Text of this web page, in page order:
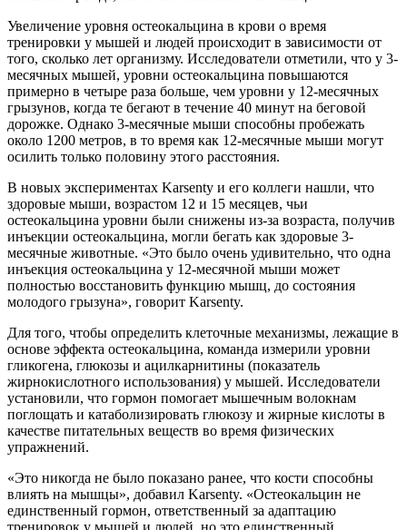
Увеличение уровня остеокальцина в крови о время
тренировки у мышей и людей происходит в зависимости от
того, сколько лет организму. Исследователи отметили, что у 3-
месячных мышей, уровни остеокальцина повышаются
примерно в четыре раза больше, чем уровни у 12-месячных
грызунов, когда те бегают в течение 40 минут на беговой
дорожке. Однако 3-месячные мыши способны пробежать
около 1200 метров, в то время как 12-месячные мыши могут
осилить только половину этого расстояния.
В новых экспериментах Karsenty и его коллеги нашли, что
здоровые мыши, возрастом 12 и 15 месяцев, чьи
остеокальцина уровни были снижены из-за возраста, получив
инъекции остеокальцина, могли бегать как здоровые 3-
месячные животные. «Это было очень удивительно, что одна
инъекция остеокальцина у 12-месячной мыши может
полностью восстановить функцию мышц, до состояния
молодого грызуна», говорит Karsenty.
Для того, чтобы определить клеточные механизмы, лежащие в
основе эффекта остеокальцина, команда измерили уровни
гликогена, глюкозы и ацилкарнитины (показатель
жирнокислотного использования) у мышей. Исследователи
установили, что гормон помогает мышечным волокнам
поглощать и катаболизировать глюкозу и жирные кислоты в
качестве питательных веществ во время физических
упражнений.
«Это никогда не было показано ранее, что кости способны
влиять на мышцы», добавил Karsenty. «Остеокальцин не
единственный гормон, ответственный за адаптацию